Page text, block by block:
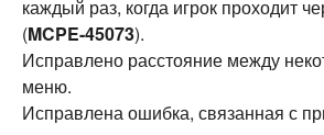
каждый раз, когда игрок проходит
(MCPE-45073).
Исправлено расстояние между
меню.
Исправлена ​​ошибка, связанная с